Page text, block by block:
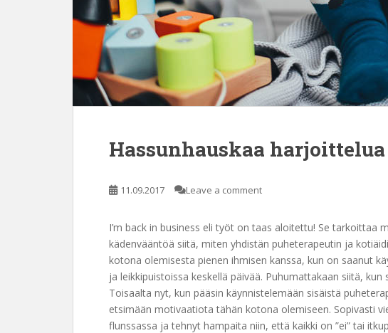
Hassunhauskaa
11.09.2017 Leave a comment
I’m back in business eli työt on taas aloitettu! Se tarkoittaa
kädenvääntöä siitä, miten yhdistän puheterapeutin ja
kotona olemisesta pienen ihmisen kanssa, kun on saanut
ja leikkipuistoissa keskellä päivää. Puhumattakaan siitä,
Toisaalta nyt, kun pääsin käynnistelemään sisäistä
etsimään motivaatiota tähän kotona olemiseen. Sopivasti
flunssassa ja tehnyt hampaita niin, että kaikki on ”ei” tai